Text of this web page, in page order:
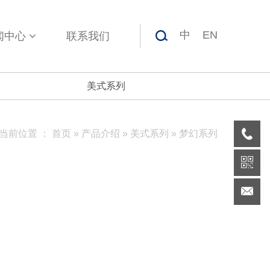
中心 联系我们 中 EN
美式系列
前位置 ： 首页 » 产品介绍 » 美式系列 » 梦幻系列